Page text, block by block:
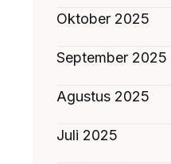
Oktober 2025
September 2025
Agustus 2025
Juli 2025